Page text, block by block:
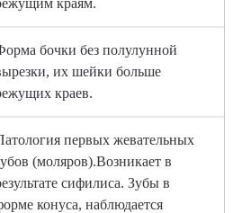
краям.
бочки без полулунной
их шейки больше
краев.
первых жевательных
(моляров).Возникает в
сифилиса. Зубы в
конуса, наблюдается